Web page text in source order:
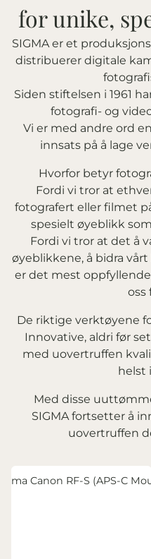
for unike,
SIGMA er et
distribuerer digitale
Siden stiftelsen i 1961
fotografi- og
Vi er med andre ord
innsats på å lage
Hvorfor betyr
Fordi vi tror at
fotografert eller filmet
spesielt øyeblikk
Fordi vi tror at det å
øyeblikkene, å bidra
er det mest
oss
De riktige verktøyene
Innovative, aldri før
med uovertruffen
helst
Med disse
SIGMA fortsetter å
uovertruffen
Canon RF-S (APS-C